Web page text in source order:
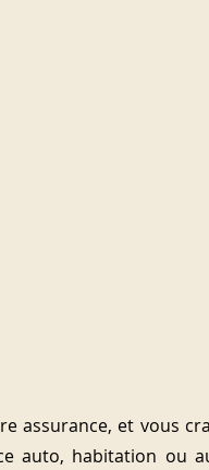
assurance, et vous
auto, habitation ou